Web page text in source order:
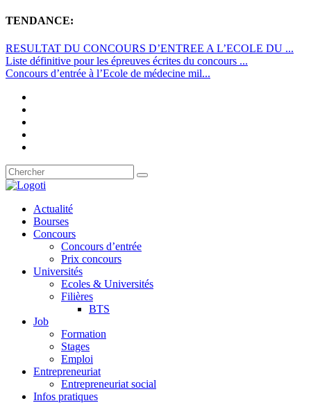
TENDANCE:
RESULTAT DU CONCOURS D’ENTREE A L’ECOLE DU ...
Liste définitive pour les épreuves écrites du concours ...
Concours d’entrée à l’Ecole de médecine mil...
Actualité
Bourses
Concours
Concours d’entrée
Prix concours
Universités
Ecoles & Universités
Filières
BTS
Job
Formation
Stages
Emploi
Entrepreneuriat
Entrepreneuriat social
Infos pratiques